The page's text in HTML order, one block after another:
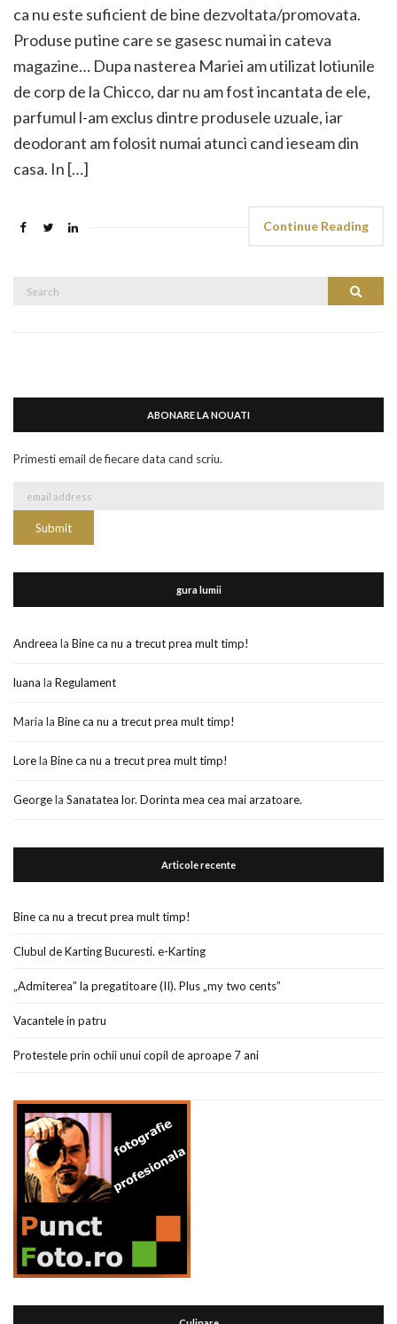
ca nu este suficient de bine dezvoltata/promovata.
Produse putine care se gasesc numai in cateva
magazine… Dupa nasterea Mariei am utilizat lotiunile
de corp de la Chicco, dar nu am fost incantata de ele,
parfumul l-am exclus dintre produsele uzuale, iar
deodorant am folosit numai atunci cand ieseam din
casa. In […]
Continue Reading
Search
ABONARE LA NOUATI
Primesti email de fiecare data cand scriu.
gura lumii
Andreea la Bine ca nu a trecut prea mult timp!
luana la Regulament
Maria la Bine ca nu a trecut prea mult timp!
Lorela Bine ca nu a trecut prea mult timp!
Georgela Sanatatea lor. Dorinta mea cea mai arzatoare.
Articole recente
Bine ca nu a trecut prea mult timp!
Clubul de Karting Bucuresti. e-Karting
„Admiterea” la pregatitoare (II). Plus „my two cents”
Vacantele in patru
Protestele prin ochii unui copil de aproape 7 ani